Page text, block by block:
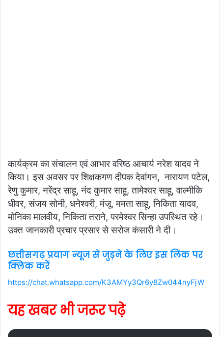
कार्यक्रम का संचालन एवं आभार वरिष्ठ आचार्यनरेश यादव ने
किया। इस अवसर पर शिक्षकगण दीपक देवांगन, नारायण पटेल,
रेणु कुमार, नरेंद्र साहू, नंद कुमार साहू, तामेश्वर साहू, वाल्मीकि
धीवर, संजय सोनी, धनेश्वरी, मंजू, ममता साहू, निकिता यादव,
मोनिका मालवीय, निकिता तराने, परमेश्वर सिन्हा उपस्थित रहे।
उक्त जानकारी प्रचार प्रसार से सरोज कंसारी ने दी।
छत्तीसगढ़ प्रयाग न्यूज से जुड़ने के लिए इस लिंक पर
क्लिक करें
https://chat.whatsapp.com/K3AMYy3Qr6y8Zw044nyFjW
यह खबर भी जरूर पढ़े